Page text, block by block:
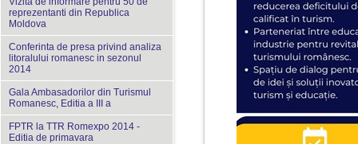
reprezentanti din Republica
Moldova
Conferinta de presa privind analiza
litoralului romanesc in sezonul
2014
Gala Ambasadorilor din Turismul
Romanesc, Editia a III a
FPTR la TTR Romexpo 2014 -
Editia de primavara